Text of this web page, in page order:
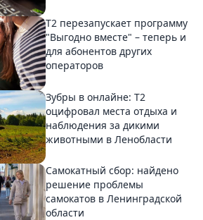
Т2 перезапускает программу
"Выгодно вместе" – теперь и
для абонентов других
операторов
Зубры в онлайне: Т2
оцифровал места отдыха и
наблюдения за дикими
животными в Ленобласти
Самокатный сбор: найдено
решение проблемы
самокатов в Ленинградской
области